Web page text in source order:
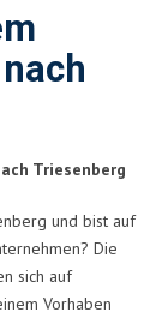
Triesenberg
und bist auf
Die
sich auf
Vorhaben